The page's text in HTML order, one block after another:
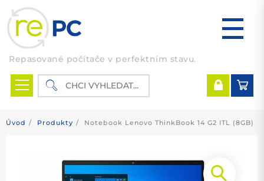
content
Repasované počítače v perfektním stavu.
Úvod Produkty Notebook Lenovo ThinkBook 14 G2 ITL (8GB)